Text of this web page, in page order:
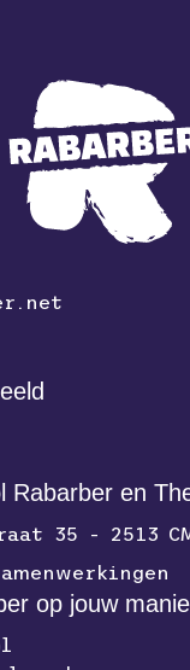
Rabarber en
35 - 2513 CM
op jouw